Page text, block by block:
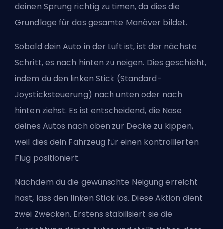
deinen Sprung richtig zu timen, da dies die
Grundlage für das gesamte Manöver bildet.
Sobald dein Auto in der Luft ist, ist der nächste
Schritt, es nach hinten zu neigen. Dies geschieht,
indem du den linken Stick (Standard-
Joysticksteuerung) nach unten oder nach
hinten ziehst. Es ist entscheidend, die Nase
deines Autos nach oben zur Decke zu kippen,
weil dies dein Fahrzeug für einen kontrollierten
Flug positioniert.
Nachdem du die gewünschte Neigung erreicht
hast, lass den linken Stick los. Diese Aktion dient
zwei Zwecken. Erstens stabilisiert sie die